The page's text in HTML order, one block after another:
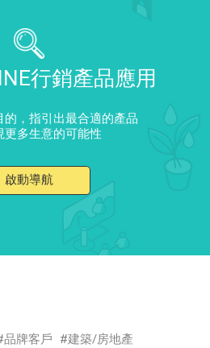
行銷產品應用
的，指引出最合適的產品
更多生意的可能性
啟動導航
品牌客戶
建築/房地產